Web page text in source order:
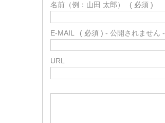
名前（例：山田 太郎） ( 必須 )
E-MAIL ( 必須 ) - 公開されません -
URL